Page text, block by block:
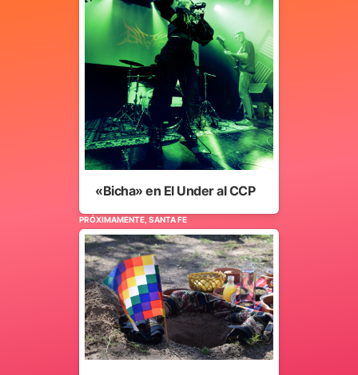
«Bicha» en El Under al CCP
PRÓXIMAMENTE, SANTA FE